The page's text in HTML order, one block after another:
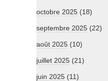
octobre 2025 (18)
septembre 2025 (22)
août 2025 (10)
juillet 2025 (21)
juin 2025 (11)